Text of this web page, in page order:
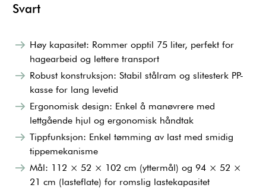
Svart
Høy kapasitet: Rommer opptil 75 liter, perfekt for
hagearbeid og lettere transport
Robust konstruksjon: Stabil stålram og slitesterk PP-
kasse for lang levetid
Ergonomisk design: Enkel å manøvrere med
lettgående hjul og ergonomisk håndtak
Tippfunksjon: Enkel tømming av last med smidig
tippemekanisme
Mål: 112 × 52 × 102 cm (yttermål) og 94 × 52 ×
21 cm (lasteflate) for romslig lastekapasitet